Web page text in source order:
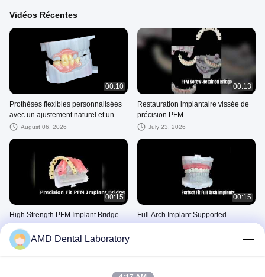
Vidéos Récentes
00:10
Prothèses flexibles personnalisées
avec un ajustement naturel et un
confort durable.
August 06, 2026
00:13
Restauration implantaire vissée de
précision PFM
July 23, 2026
00:15
High Strength PFM Implant Bridge
Precision Fit
July 21, 2026
00:15
Full Arch Implant Supported
AMD Dental Laboratory